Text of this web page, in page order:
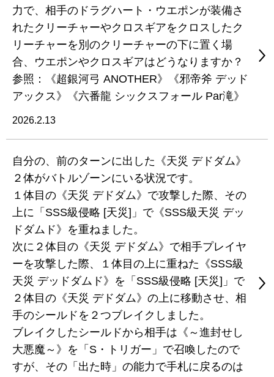
力で、相手のドラグハート・ウエポンが装備さ
れたクリーチャーやクロスギアをクロスしたク
リーチャーを別のクリーチャーの下に置く場
合、ウエポンやクロスギアはどうなりますか？
参照：《超銀河弓 ANOTHER》《邪帝斧 デッド
アックス》《六番龍 シックスフォール Par滝》
2026.2.13
自分の、前のターンに出した《天災 デドダム》
２体がバトルゾーンにいる状況です。
１体目の《天災 デドダム》で攻撃した際、その
上に「SSS級侵略 [天災]」で《SSS級天災 デッ
ドダムド》を重ねました。
次に２体目の《天災 デドダム》で相手プレイヤ
ーを攻撃した際、１体目の上に重ねた《SSS級
天災 デッドダムド》を「SSS級侵略 [天災]」で
２体目の《天災 デドダム》の上に移動させ、相
手のシールドを２つブレイクしました。
ブレイクしたシールドから相手は《～進封せし
大悪魔～》を「S・トリガー」で召喚したので
すが、その「出た時」の能力で手札に戻るのは